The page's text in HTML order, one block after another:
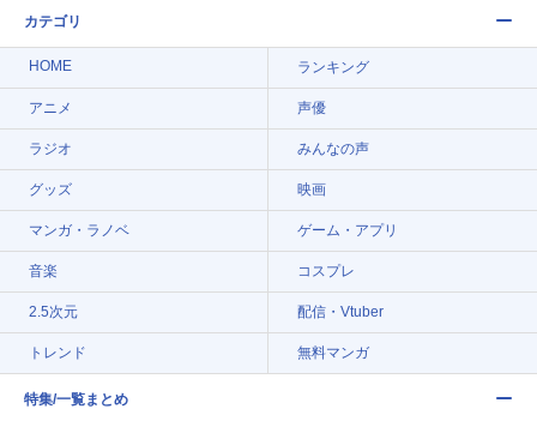
カテゴリ
HOME ランキング
アニメ 声優
ラジオ みんなの声
グッズ 映画
マンガ・ラノベ ゲーム・アプリ
音楽 コスプレ
2.5次元 配信・Vtuber
トレンド 無料マンガ
特集/一覧まとめ